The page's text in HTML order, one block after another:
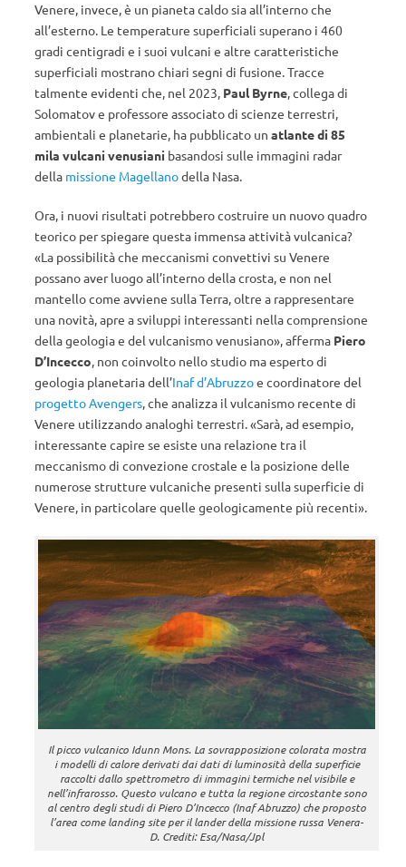
Venere, invece, è un pianeta caldo sia all’interno che
all’esterno. Le temperature superficiali superano i 460
gradi centigradi e i suoi vulcani e altre caratteristiche
superficiali mostrano chiari segni di fusione. Tracce
talmente evidenti che, nel 2023, Paul Byrne, collega di
Solomatov e professore associato di scienze terrestri,
ambientali e planetarie, ha pubblicato un atlante di 85
mila vulcani venusiani basandosi sulle immagini radar
della missione Magellanodella Nasa.
Ora, i nuovi risultati potrebbero costruire un nuovo quadro
teorico per spiegare questa immensa attività vulcanica?
«La possibilità che meccanismi convettivi su Venere
possano aver luogo all’interno della crosta, e non nel
mantello come avviene sulla Terra, oltre a rappresentare
una novità, apre a sviluppi interessanti nella comprensione
della geologia e del vulcanismo venusiano», afferma Piero
D’Incecco, non coinvolto nello studio ma esperto di
geologia planetaria dell’Inaf d’Abruzzoe coordinatore del
progetto Avengers, che analizza il vulcanismo recente di
Venere utilizzando analoghi terrestri. «Sarà, ad esempio,
interessante capire se esiste una relazione tra il
meccanismo di convezione crostale e la posizione delle
numerose strutture vulcaniche presenti sulla superficie di
Venere, in particolare quelle geologicamente più recenti».
Il picco vulcanico Idunn Mons. La sovrapposizione colorata mostra
i modelli di calore derivati dai dati di luminosità della superficie
raccolti dallo spettrometro di immagini termiche nel visibile e
nell’infrarosso. Questo vulcano e tutta la regione circostante sono
al centro degli studi di Piero D’Incecco (Inaf Abruzzo) che proposto
l’area come landing site per il lander della missione russa Venera-
D. Crediti: Esa/Nasa/Jpl